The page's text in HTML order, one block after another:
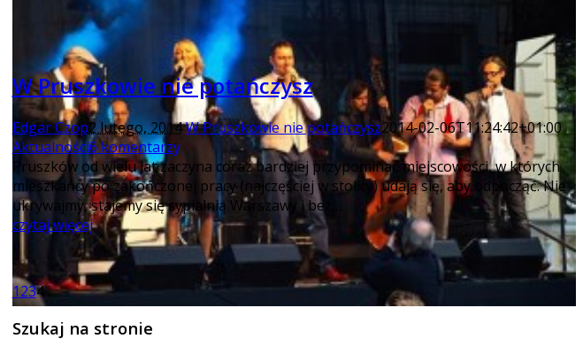
W Pruszkowie nie potańczysz
Edgar Czop2 lutego, 2014W Pruszkowie nie potańczysz2014-02-06T11:24:42+01:00
Aktualności6 komentarzy
Pruszków od wielu lat zaczyna coraz bardziej przypominać miejscowości, w których
mieszkańcy po zakończonej pracy (najczęściej w stolicy) udają się, aby odpocząć. Nie
ukrywajmy, stajemy się sypialnią Warszawy i bez…
czytaj więcej
1234
Szukaj na stronie